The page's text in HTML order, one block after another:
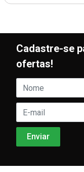
Cadastre-se
ofertas!